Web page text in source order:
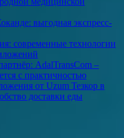
выгодная экспресс-
современные технологии
AdalTransCom –
с практичностью
от Uzum Тезкор в
доставки еды